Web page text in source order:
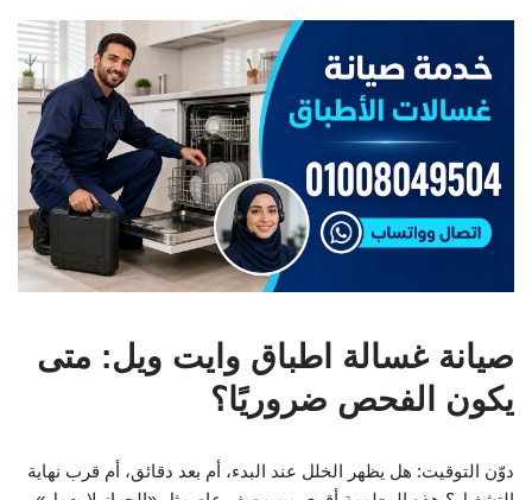
صيانة غسالة اطباق وايت ويل: متى
يكون الفحص ضروريًا؟
دوّن التوقيت: هل يظهر الخلل عند البدء، أم بعد دقائق، أم قرب نهاية